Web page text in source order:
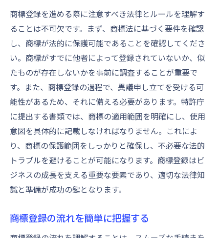
商標登録を進める際に注意すべき法律とルールを理解す
ることは不可欠です。まず、商標法に基づく要件を確認
し、商標が法的に保護可能であることを確認してくださ
い。商標がすでに他者によって登録されていないか、似
たものが存在しないかを事前に調査することが重要で
す。また、商標登録の過程で、異議申し立てを受ける可
能性があるため、それに備える必要があります。特許庁
に提出する書類では、商標の適用範囲を明確にし、使用
意図を具体的に記載しなければなりません。これによ
り、商標の保護範囲をしっかりと確保し、不必要な法的
トラブルを避けることが可能になります。商標登録はビ
ジネスの成長を支える重要な要素であり、適切な法律知
識と準備が成功の鍵となります。
商標登録の流れを簡単に把握する